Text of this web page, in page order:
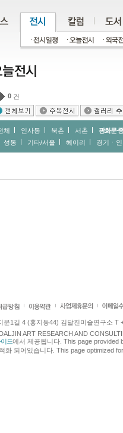
0 건
체 인사동 북촌 서촌
광화문∙
성동
기타/서울 헤이리 경기ㆍ
문1길 4 (홍지동44) 김달진미술연구소 T
ART RESEARCH AND
드에서 제공됩니다. This page provided
화 되어있습니다. This page optimized